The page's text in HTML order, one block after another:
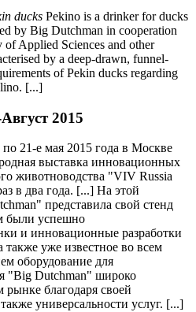
ducks Pekino is a drinker for ducks
by Big Dutchman in cooperation
Applied Sciences and other
by a deep-drawn, funnel-
of Pekin ducks regarding
[...]
2015
21-е мая 2015 года в Москве
выставка инновационных
животноводства "VIV Russia
в два года. [...] На этой
представила свой стенд
были успешно
и инновационные разработки
уже известное во всем
оборудование для
"Big Dutchman" широко
рынке благодаря своей
универсальности услуг. [...]